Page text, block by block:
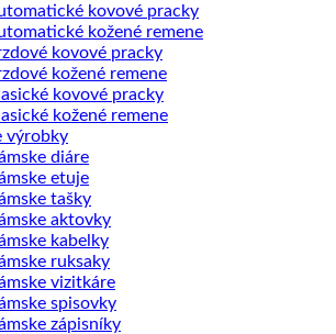
kovové pracky
kožené remene
kovové pracky
kožené remene
kovové pracky
kožené remene
výrobky
diáre
etuje
tašky
aktovky
kabelky
ruksaky
vizitkáre
spisovky
zápisníky